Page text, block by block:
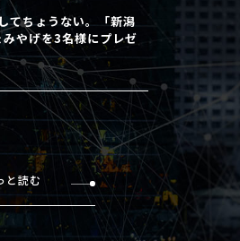
てちょうない。「新潟
やげを3名様にプレゼ
と読む